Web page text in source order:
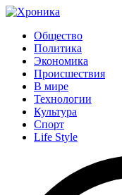
Общество
Политика
Экономика
Происшествия
В мире
Технологии
Культура
Спорт
Life Style